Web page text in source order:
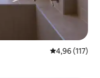
Évaluation
4,96 (117)